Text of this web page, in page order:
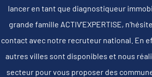
lancer en tant que diagnostiqueur
grande famille ACTIV'EXPERTISE,
contact avec notre recruteur national. En
autres villes sont disponibles et nous
secteur pour vous proposer des